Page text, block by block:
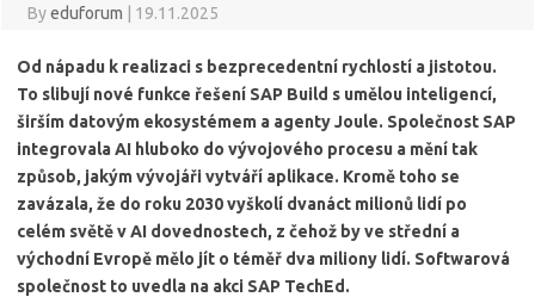
Byeduforum 19.11.2025
Od nápadu k realizaci s bezprecedentní rychlostí a jistotou.
To slibují nové funkce řešení SAP Build s umělou inteligencí,
širším datovým ekosystémem a agenty Joule. Společnost SAP
integrovala AI hluboko do vývojového procesu a mění tak
způsob, jakým vývojáři vytváří aplikace. Kromě toho se
zavázala, že do roku 2030 vyškolí dvanáct milionů lidí po
celém světě v AI dovednostech, z čehož by ve střední a
východní Evropě mělo jít o téměř dva miliony lidí. Softwarová
společnost to uvedla na akci SAP TechEd.